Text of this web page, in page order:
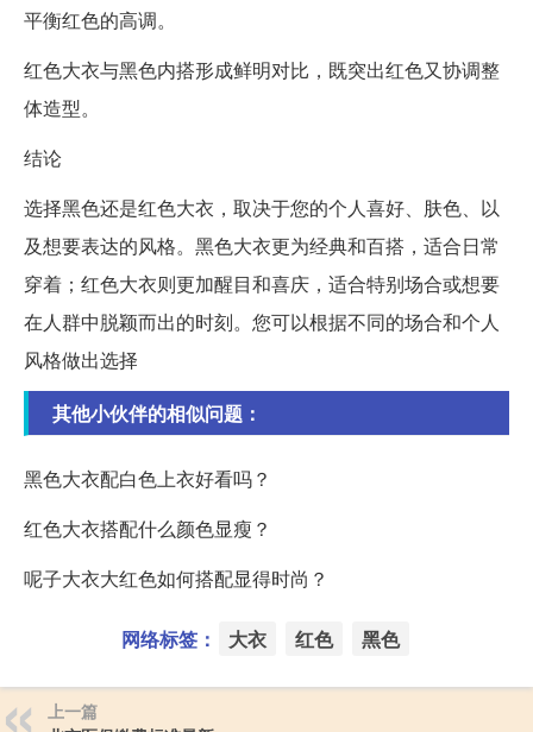
平衡红色的高调。
红色大衣与黑色内搭形成鲜明对比，既突出红色又协调整
体造型。
结论
选择黑色还是红色大衣，取决于您的个人喜好、肤色、以
及想要表达的风格。黑色大衣更为经典和百搭，适合日常
穿着；红色大衣则更加醒目和喜庆，适合特别场合或想要
在人群中脱颖而出的时刻。您可以根据不同的场合和个人
风格做出选择
其他小伙伴的相似问题：
黑色大衣配白色上衣好看吗？
红色大衣搭配什么颜色显瘦？
呢子大衣大红色如何搭配显得时尚？
网络标签： 大衣 红色 黑色
上一篇